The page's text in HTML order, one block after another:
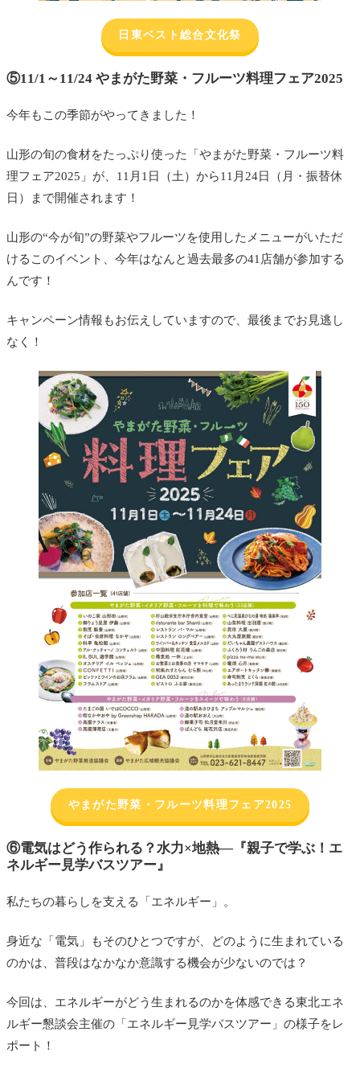
日東ベスト総合文化祭
⑤11/1～11/24 やまがた野菜・フルーツ料理フェア2025
今年もこの季節がやってきました！
山形の旬の食材をたっぷり使った「やまがた野菜・フルーツ料
理フェア2025」が、11月1日（土）から11月24日（月・振替休
日）まで開催されます！
山形の“今が旬”の野菜やフルーツを使用したメニューがいただ
けるこのイベント、今年はなんと過去最多の41店舗が参加する
んです！
キャンペーン情報もお伝えしていますので、最後までお見逃し
なく！
やまがた野菜・フルーツ料理フェア2025
⑥電気はどう作られる？水力×地熱—『親子で学ぶ！エ
ネルギー見学バスツアー』
私たちの暮らしを支える「エネルギー」。
身近な「電気」もそのひとつですが、どのように生まれている
のかは、普段はなかなか意識する機会が少ないのでは？
今回は、エネルギーがどう生まれるのかを体感できる東北エネ
ルギー懇談会主催の「エネルギー見学バスツアー」の様子をレ
ポート！